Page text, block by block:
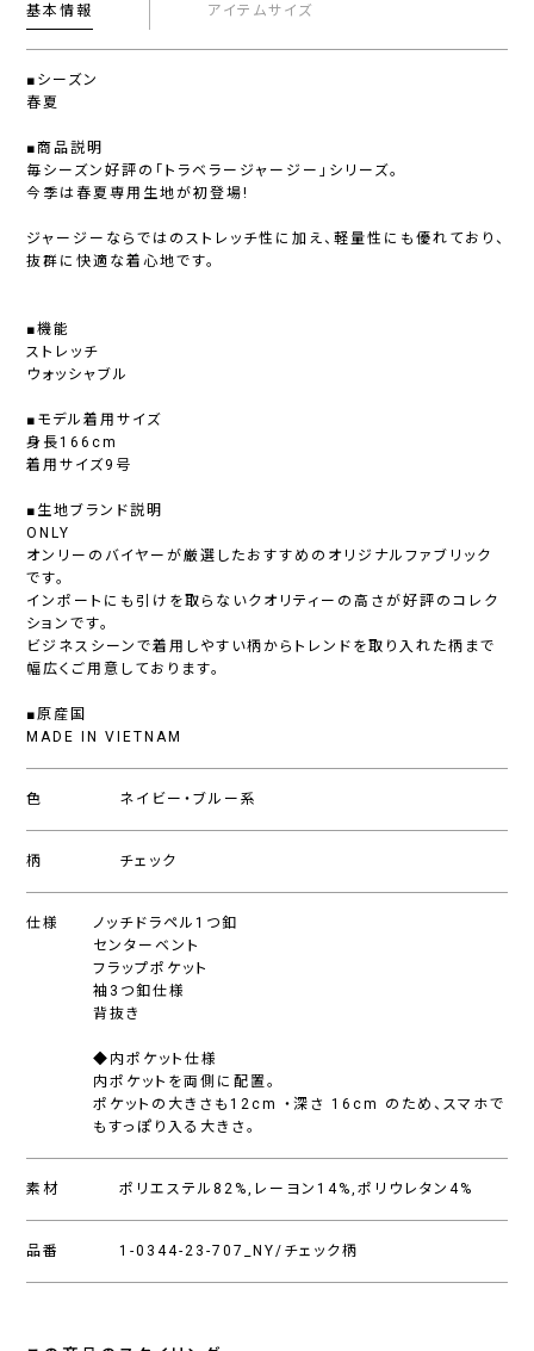
基本情報 アイテムサイズ
■シーズン
春夏
■商品説明
毎シーズン好評の「トラベラージャージー」シリーズ。
今季は春夏専用生地が初登場!
ジャージーならではのストレッチ性に加え、軽量性にも優れており、
抜群に快適な着心地です。
■機能
ストレッチ
ウォッシャブル
■モデル着用サイズ
身長166cm
着用サイズ9号
■生地ブランド説明
ONLY
オンリーのバイヤーが厳選したおすすめのオリジナルファブリック
です。
インポートにも引けを取らないクオリティーの高さが好評のコレク
ションです。
ビジネスシーンで着用しやすい柄からトレンドを取り入れた柄まで
幅広くご用意しております。
■原産国
MADE IN VIETNAM
色 ネイビー・ブルー系
柄 チェック
仕様
ノッチドラペル1つ釦
センターベント
フラップポケット
袖3つ釦仕様
背抜き
◆内ポケット仕様
内ポケットを両側に配置。
ポケットの大きさも12cm ・深さ 16cm のため、スマホで
もすっぽり入る大きさ。
素材 ポリエステル82%,レーヨン14%,ポリウレタン4%
品番 1-0344-23-707_NY/チェック柄